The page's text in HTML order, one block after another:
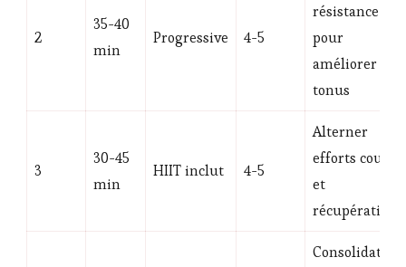
2
35-40
min
Progressive 4-5
résistance
pour
améliorer le
tonus
3
30-45
min
HIIT inclut 4-5
Alterner
efforts courts
et
récupérations
Consolidation